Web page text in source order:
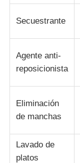
Secuestrante
Agente anti-
reposicionista
Eliminación
de manchas
Lavado de
platos